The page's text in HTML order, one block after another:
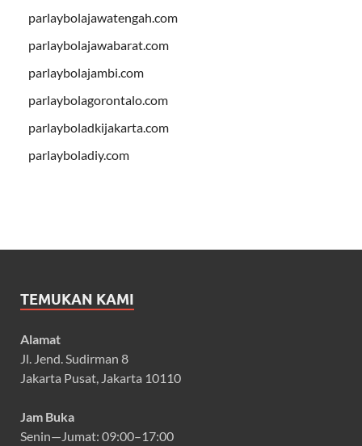
parlaybolajawatengah.com
parlaybolajawabarat.com
parlaybolajambi.com
parlaybolagorontalo.com
parlayboladkijakarta.com
parlayboladiy.com
TEMUKAN KAMI
Alamat
Jl. Jend. Sudirman 8
Jakarta Pusat, Jakarta 10110
Jam Buka
Senin—Jumat: 09:00–17:00